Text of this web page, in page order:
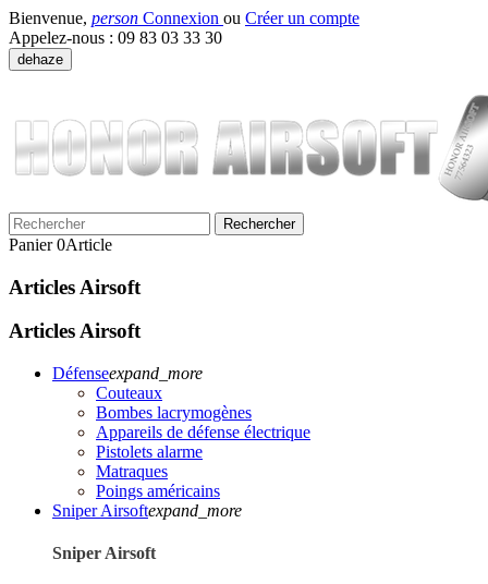
Bienvenue, person Connexion ou Créer un compte
Appelez-nous : 09 83 03 33 30
dehaze
Rechercher
Panier 0Article
Articles Airsoft
Articles Airsoft
Défenseexpand_more
Couteaux
Bombes lacrymogènes
Appareils de défense électrique
Pistolets alarme
Matraques
Poings américains
Sniper Airsoftexpand_more
Sniper Airsoft